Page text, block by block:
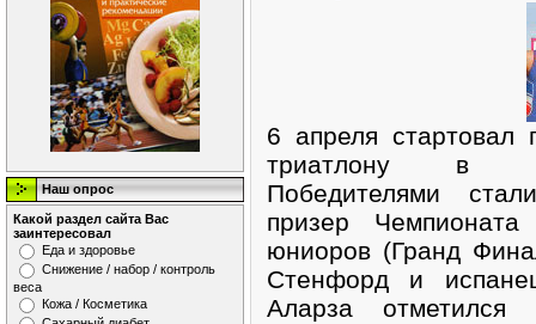
Наш опрос
Какой раздел сайта Вас
заинтересовал
Еда и здоровье
Снижение / набор / контроль
веса
Кожа / Косметика
6 апреля стартовал
триатлону в
Победителями
призер
юниоров (Гранд
Стенфорд и
Аларза